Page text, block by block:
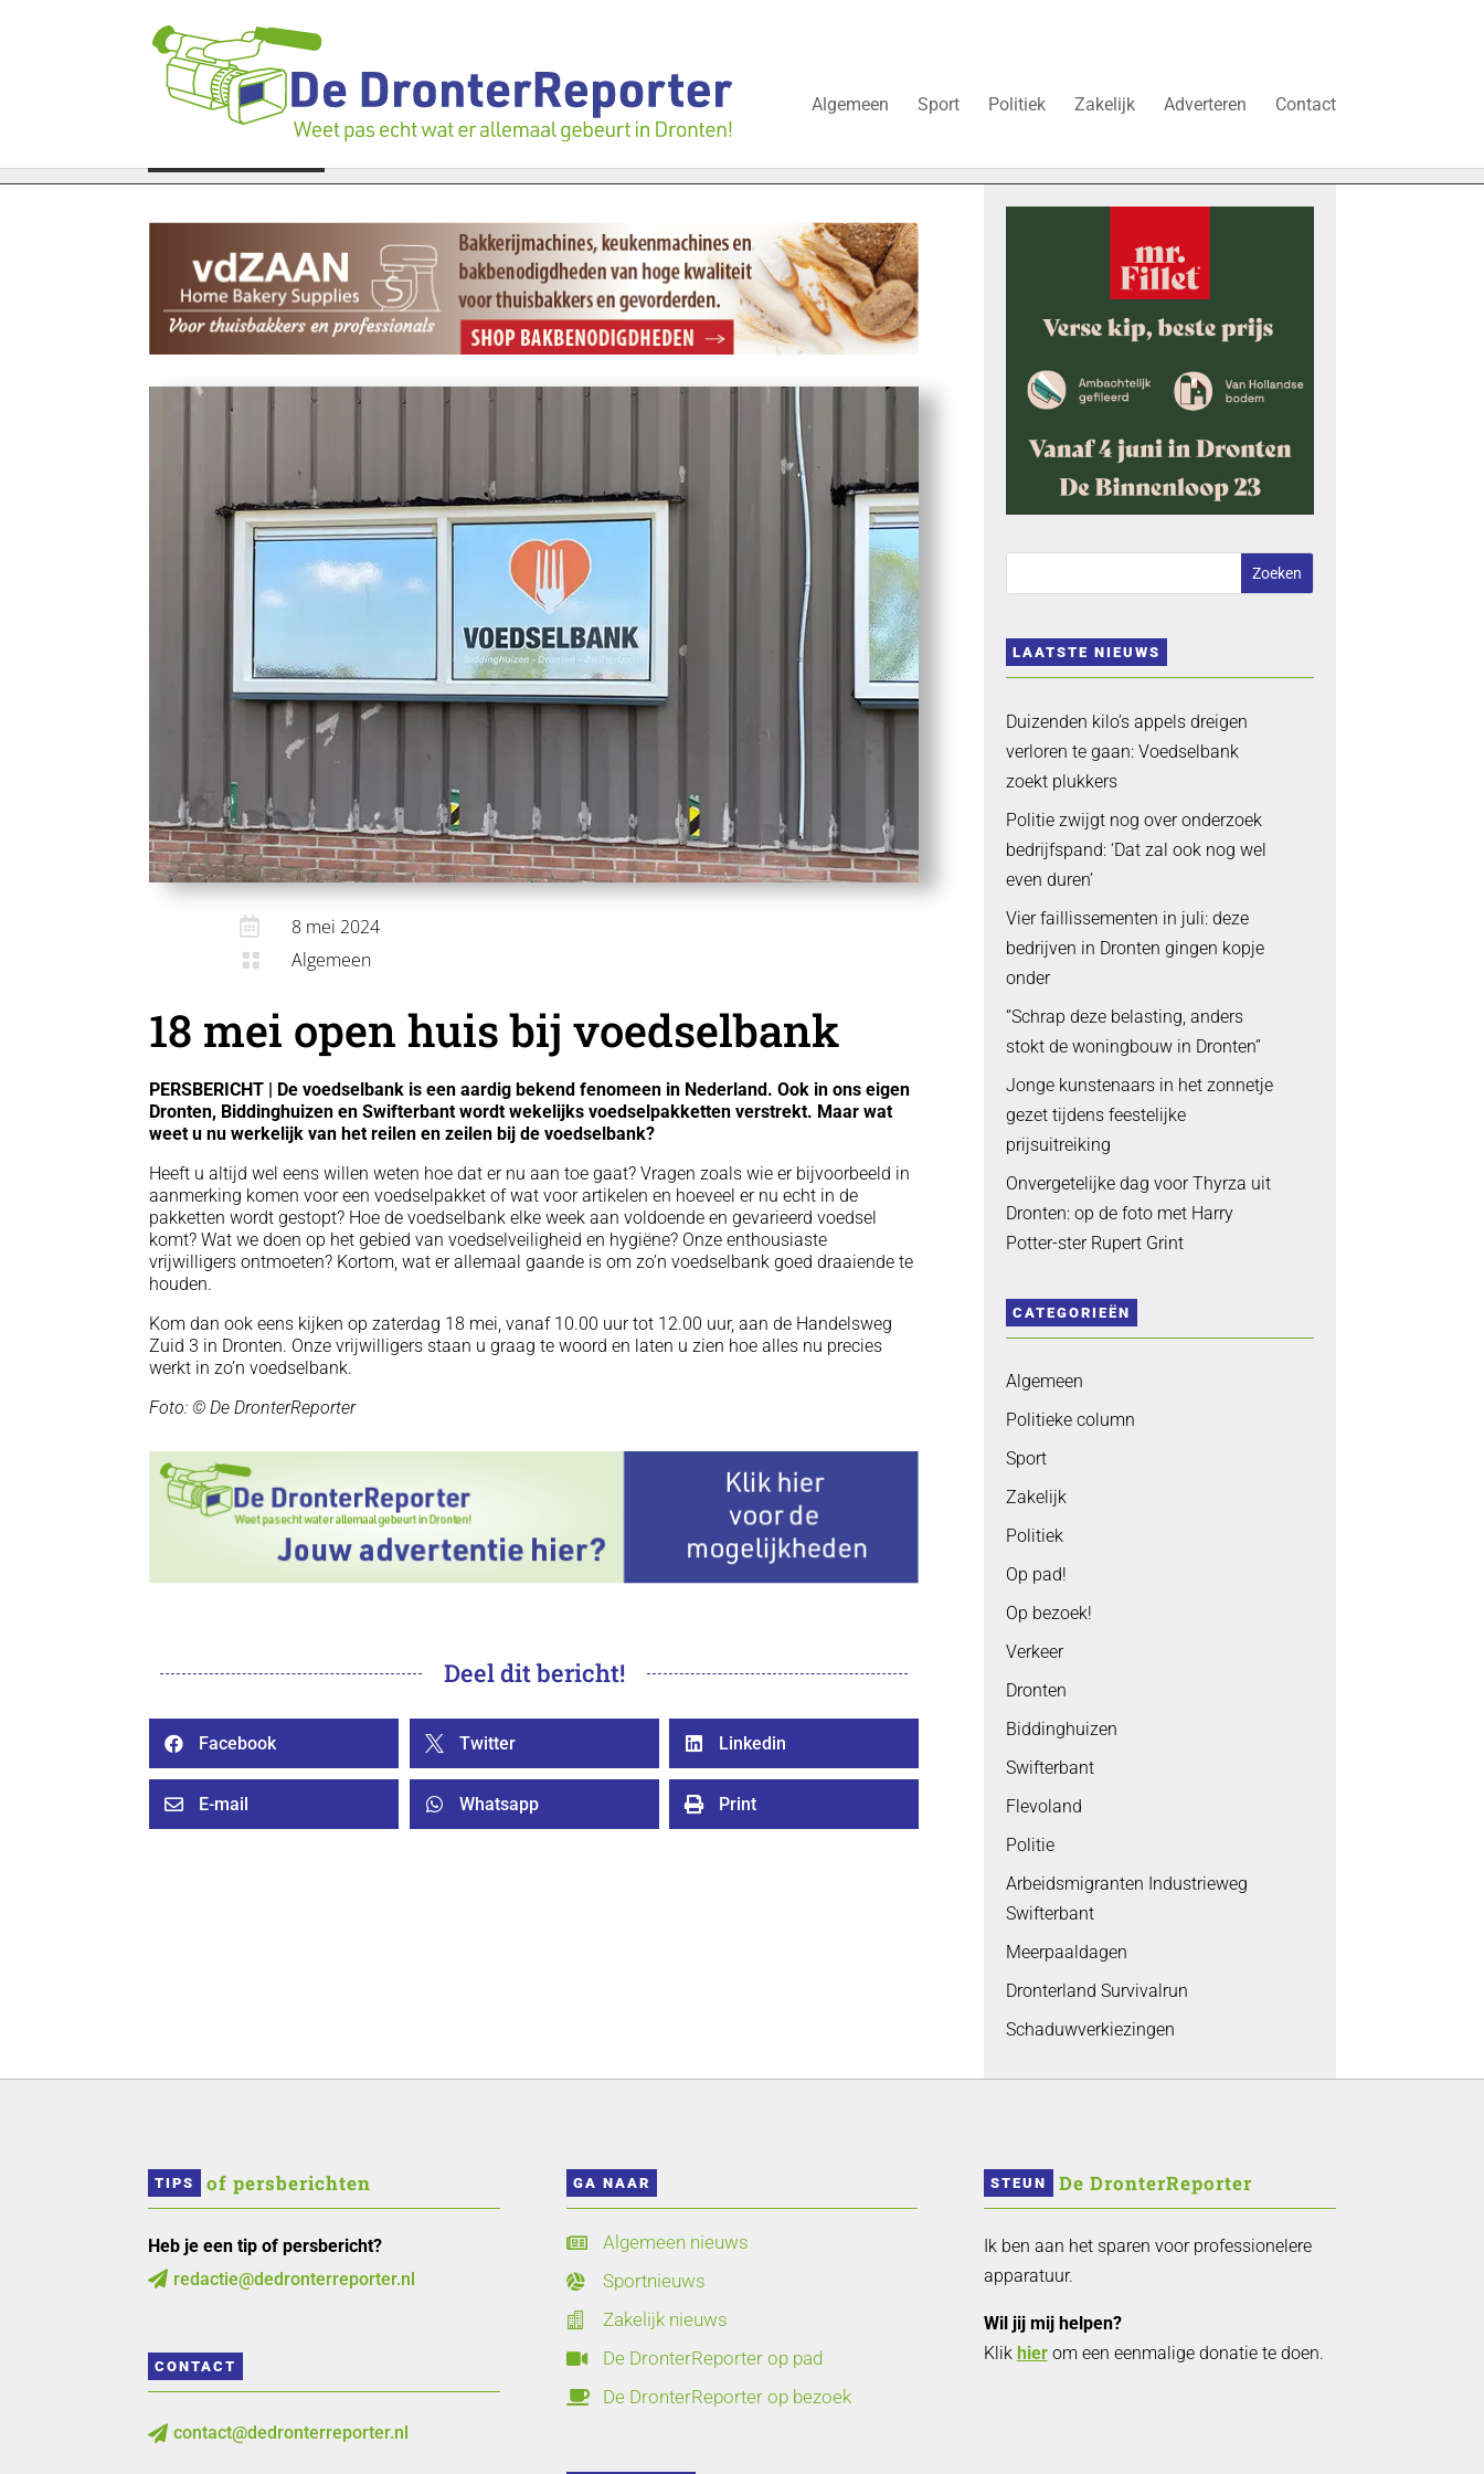
Algemeen Sport Politiek Zakelijk Adverteren Contact
 8 mei 2024
 Algemeen
18 mei open huis bij voedselbank
PERSBERICHT | De voedselbank is een aardig bekend fenomeen in Nederland. Ook in ons eigen
Dronten, Biddinghuizen en Swifterbant wordt wekelijks voedselpakketten verstrekt. Maar wat
weet u nu werkelijk van het reilen en zeilen bij de voedselbank?
Heeft u altijd wel eens willen weten hoe dat er nu aan toe gaat? Vragen zoals wie er bijvoorbeeld in
aanmerking komen voor een voedselpakket of wat voor artikelen en hoeveel er nu echt in de
pakketten wordt gestopt? Hoe de voedselbank elke week aan voldoende en gevarieerd voedsel
komt? Wat we doen op het gebied van voedselveiligheid en hygiëne? Onze enthousiaste
vrijwilligers ontmoeten? Kortom, wat er allemaal gaande is om zo’n voedselbank goed draaiende te
houden.
Kom dan ook eens kijken op zaterdag 18 mei, vanaf 10.00 uur tot 12.00 uur, aan de Handelsweg
Zuid 3 in Dronten. Onze vrijwilligers staan u graag te woord en laten u zien hoe alles nu precies
werkt in zo’n voedselbank.
Foto: © De DronterReporter
Deel dit bericht!
 Facebook  Twitter  Linkedin
 E-mail  Whatsapp  Print
LAATSTE NIEUWS
Duizenden kilo’s appels dreigen
verloren te gaan: Voedselbank
zoekt plukkers
Politie zwijgt nog over onderzoek
bedrijfspand: ‘Dat zal ook nog wel
even duren’
Vier faillissementen in juli: deze
bedrijven in Dronten gingen kopje
onder
“Schrap deze belasting, anders
stokt de woningbouw in Dronten”
Jonge kunstenaars in het zonnetje
gezet tijdens feestelijke
prijsuitreiking
Onvergetelijke dag voor Thyrza uit
Dronten: op de foto met Harry
Potter-ster Rupert Grint
CATEGORIEËN
Algemeen
Politieke column
Sport
Zakelijk
Politiek
Op pad!
Op bezoek!
Verkeer
Dronten
Biddinghuizen
Swifterbant
Flevoland
Politie
Arbeidsmigranten Industrieweg
Swifterbant
Meerpaaldagen
Dronterland Survivalrun
Schaduwverkiezingen
TIPS of persberichten
Heb je een tip of persbericht?
 redactie@dedronterreporter.nl
CONTACT
 contact@dedronterreporter.nl
GA NAAR
 Algemeen nieuws
 Sportnieuws
 Zakelijk nieuws
 De DronterReporter op pad
 De DronterReporter op bezoek
STEUN De DronterReporter
Ik ben aan het sparen voor professionelere
apparatuur.
Wil jij mij helpen?
Klik hierom een eenmalige donatie te doen.